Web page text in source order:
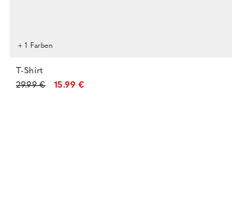
+ 1 Farben
T-Shirt
29.99 €
15.99 €